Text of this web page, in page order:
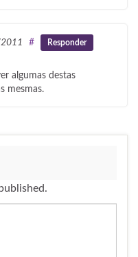
algumas destas